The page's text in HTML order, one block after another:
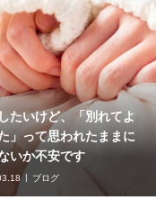
たいけど、「別れてよ
」って思われたままに
いか不安です
ブログ